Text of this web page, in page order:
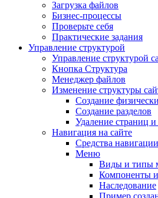
Загрузка файлов
Бизнес-процессы
Проверьте себя
Практические задания
Управление структурой
Управление структурой
Кнопка Структура
Менеджер файлов
Изменение структуры
Создание
Создание разделов
Удаление страниц и
Навигация на сайте
Средства
Меню
Виды и типы
Компоненты
Наследование
Пример